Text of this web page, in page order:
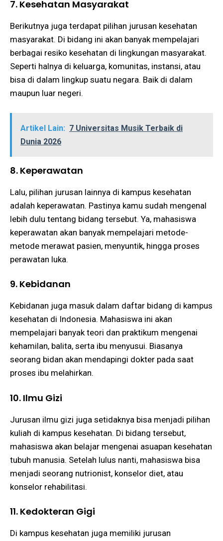
7. Kesehatan Masyarakat
Berikutnya juga terdapat pilihan jurusan kesehatan
masyarakat. Di bidang ini akan banyak mempelajari
berbagai resiko kesehatan di lingkungan masyarakat.
Seperti halnya di keluarga, komunitas, instansi, atau
bisa di dalam lingkup suatu negara. Baik di dalam
maupun luar negeri.
Artikel Lain: 7 Universitas Musik Terbaik di
Dunia 2026
8. Keperawatan
Lalu, pilihan jurusan lainnya di kampus kesehatan
adalah keperawatan. Pastinya kamu sudah mengenal
lebih dulu tentang bidang tersebut. Ya, mahasiswa
keperawatan akan banyak mempelajari metode-
metode merawat pasien, menyuntik, hingga proses
perawatan luka.
9. Kebidanan
Kebidanan juga masuk dalam daftar bidang di kampus
kesehatan di Indonesia. Mahasiswa ini akan
mempelajari banyak teori dan praktikum mengenai
kehamilan, balita, serta ibu menyusui. Biasanya
seorang bidan akan mendapingi dokter pada saat
proses ibu melahirkan.
10. Ilmu Gizi
Jurusan ilmu gizi juga setidaknya bisa menjadi pilihan
kuliah di kampus kesehatan. Di bidang tersebut,
mahasiswa akan belajar mengenai asuapan kesehatan
tubuh manusia. Setelah lulus nanti, mahasiswa bisa
menjadi seorang nutrionist, konselor diet, atau
konselor rehabilitasi.
11. Kedokteran Gigi
Di kampus kesehatan juga memiliki jurusan